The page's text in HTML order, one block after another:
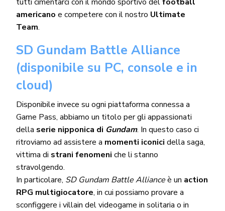
americano e competere con il nostro Ultimate
Team.
SD Gundam Battle Alliance
(disponibile su PC, console e in
cloud)
Disponibile invece su ogni piattaforma connessa a
Game Pass, abbiamo un titolo per gli appassionati
della serie nipponica di Gundam. In questo caso ci
ritroviamo ad assistere a momenti iconici della saga,
vittima di strani fenomeniche li stanno
stravolgendo.
In particolare, SD Gundam Battle Allianceè un action
RPG multigiocatore, in cui possiamo provare a
sconfiggere i villain del videogame in solitaria o in